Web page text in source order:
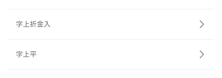
字上折金入
字上平